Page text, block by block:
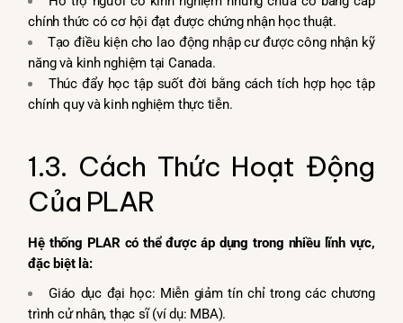
chính thức có cơ hội đạt được chứng nhận học thuật.
Tạo điều kiện cho lao động nhập cư được công nhận kỹ
năng và kinh nghiệm tại Canada.
Thúc đẩy học tập suốt đời bằng cách tích hợp học tập
chính quy và kinh nghiệm thực tiễn.
1.3. Cách Thức Hoạt Động
Của PLAR
Hệ thống PLAR có thể được áp dụng trong nhiều lĩnh vực,
đặc biệt là:
Giáo dục đại học: Miễn giảm tín chỉ trong các chương
trình cử nhân, thạc sĩ (ví dụ: MBA).